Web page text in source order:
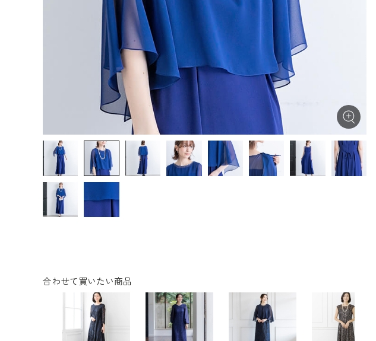
合わせて買いたい商品